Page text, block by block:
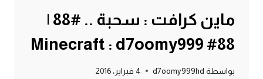
ماين كرافت : سحبة .. #88 |
88# Minecraft : d7oomy999
بواسطة d7oomy999hd 4 فبراير، 2016